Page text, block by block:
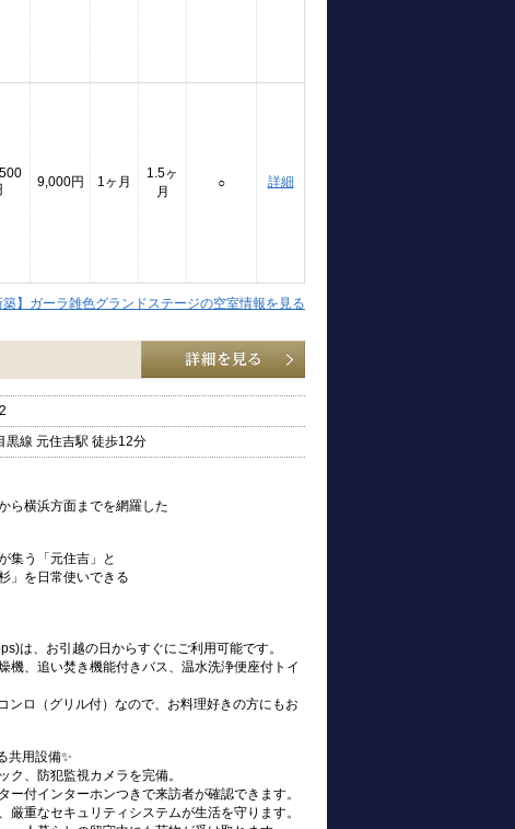
9,000円 1ヶ月
1.5ヶ
月
○ 詳細
築】ガーラ雑色グランドステージの空室情報を見る
線 元住吉駅 徒歩12分
ら横浜方面までを網羅した
集う「元住吉」と
」を日常使いできる
は、お引越の日からすぐにご利用可能です。
機、追い焚き機能付きバス、温水洗浄便座付トイ
ンロ（グリル付）なので、お料理好きの方にもお
共用設備✨
ク、防犯監視カメラを完備。
ー付インターホンつきで来訪者が確認できます。
厳重なセキュリティシステムが生活を守ります。